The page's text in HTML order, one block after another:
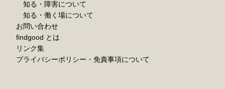
知る・障害について
知る・働く場について
お問い合わせ
findgood とは
リンク集
プライバシーポリシー・免責事項について